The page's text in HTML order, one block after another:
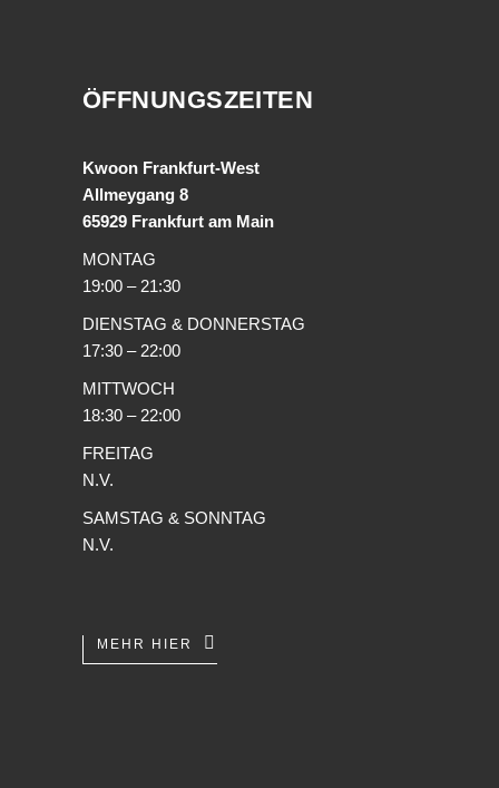
ÖFFNUNGSZEITEN
Kwoon Frankfurt-West
Allmeygang 8
65929 Frankfurt am Main
MONTAG
19:00 – 21:30
DIENSTAG & DONNERSTAG
17:30 – 22:00
MITTWOCH
18:30 – 22:00
FREITAG
N.V.
SAMSTAG & SONNTAG
N.V.
MEHR HIER